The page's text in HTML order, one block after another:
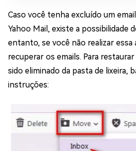
Caso você tenha excluído um
Yahoo Mail, existe a possibilidade
entanto, se você não realizar essa
recuperar os emails. Para
sido eliminado da pasta de lixeira,
instruções: